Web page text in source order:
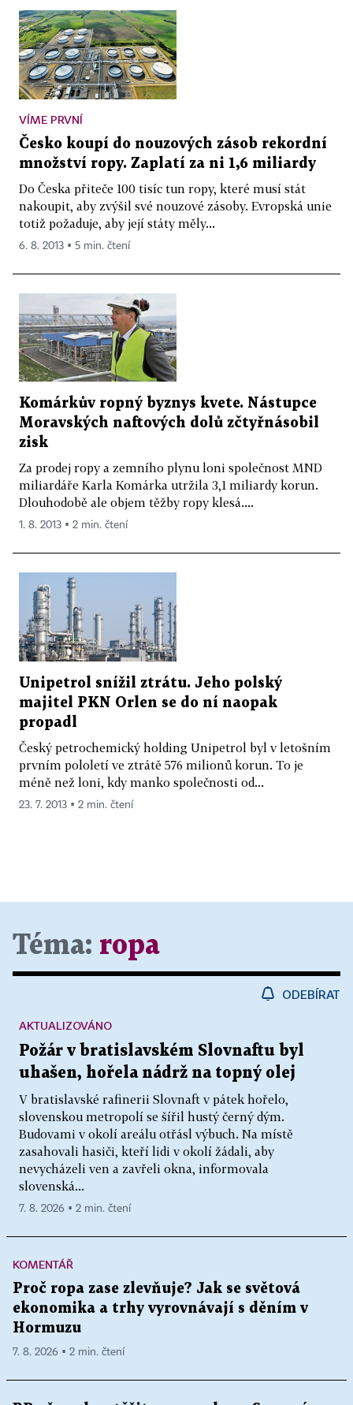
VÍME PRVNÍ
Česko koupí do nouzových zásob rekordní
množství ropy. Zaplatí za ni 1,6 miliardy
Do Česka přiteče 100 tisíc tun ropy, které musí stát
nakoupit, aby zvýšil své nouzové zásoby. Evropská unie
totiž požaduje, aby její státy měly...
6. 8. 2013 ▪ 5 min. čtení
Komárkův ropný byznys kvete. Nástupce
Moravských naftových dolů zčtyřnásobil
zisk
Za prodej ropy a zemního plynu loni společnost MND
miliardáře Karla Komárka utržila 3,1 miliardy korun.
Dlouhodobě ale objem těžby ropy klesá....
1. 8. 2013 ▪ 2 min. čtení
Unipetrol snížil ztrátu. Jeho polský
majitel PKN Orlen se do ní naopak
propadl
Český petrochemický holding Unipetrol byl v letošním
prvním pololetí ve ztrátě 576 milionů korun. To je
méně než loni, kdy manko společnosti od...
23. 7. 2013 ▪ 2 min. čtení
Téma: ropa
ODEBÍRAT
Požár v bratislavském Slovnaftu byl
uhašen, hořela nádrž na topný olej
V bratislavské rafinerii Slovnaft v pátek hořelo,
slovenskou metropolí se šířil hustý černý dým.
Budovami v okolí areálu otřásl výbuch. Na místě
zasahovali hasiči, kteří lidi v okolí žádali, aby
nevycházeli ven a zavřeli okna, informovala
slovenská...
AKTUALIZOVÁNO
7. 8. 2026 ▪ 2 min. čtení
KOMENTÁŘ
Proč ropa zase zlevňuje? Jak se světová
ekonomika a trhy vyrovnávají s děním v
Hormuzu
7. 8. 2026 ▪ 2 min. čtení